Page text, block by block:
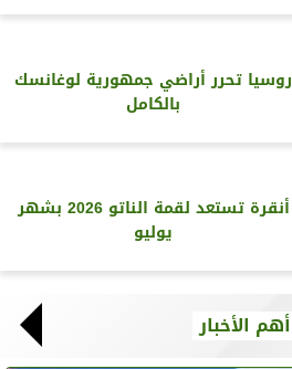
روسيا تحرر أراضي جمهورية لوغانسك
بالكامل
أنقرة تستعد لقمة الناتو 2026 بشهر
يوليو
أهم الأخبار